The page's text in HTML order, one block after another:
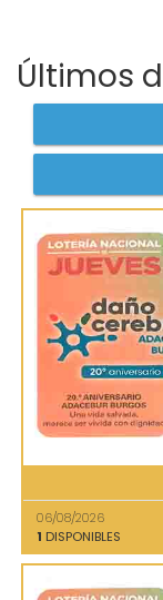
Últimos
06/08/2026
1 DISPONIBLES